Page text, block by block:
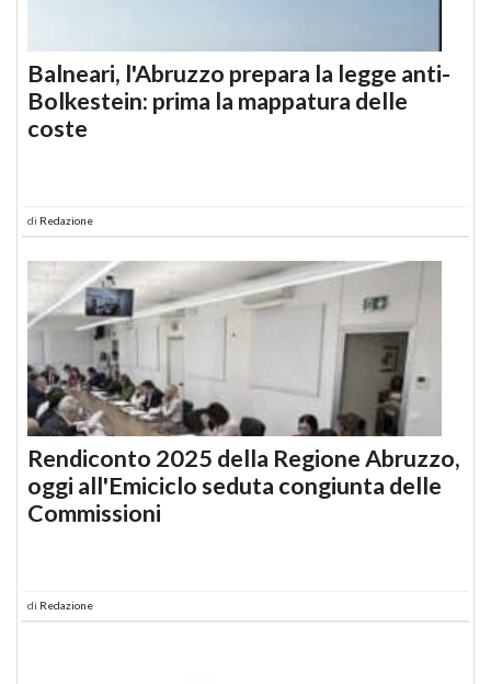
Balneari, l'Abruzzo prepara la legge anti-
Bolkestein: prima la mappatura delle
coste
di Redazione
Rendiconto 2025 della Regione Abruzzo,
oggi all'Emiciclo seduta congiunta delle
Commissioni
di Redazione